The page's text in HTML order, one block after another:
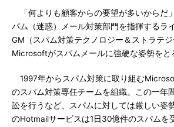
「何よりも顧客からの要望が多いからだ
パム（迷惑）メール対策部門を指揮するラ
GM（スパム対策テクノロジー＆ストラテジ
Microsoftがスパムメールに強硬な姿勢をと
1997年からスパム対策に取り組む
のスパム対策専任チームを組織。この一年
訟を行うなど、スパムに対しては厳しい姿
のHotmailサービスは1日30億件のスパムを